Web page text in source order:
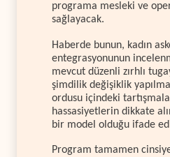
programa mesleki ve
sağlayacak.
Haberde bunun, kadın
entegrasyonunun
mevcut düzenli zırhlı
şimdilik değişiklik
ordusu içindeki
hassasiyetlerin dikkate
bir model olduğu ifade
Program tamamen